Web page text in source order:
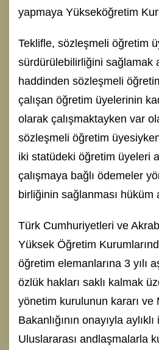
yapmaya Yükseköğretim
Teklifle, sözleşmeli öğretim
sürdürülebilirliğini sağlamak
haddinden sözleşmeli
çalışan öğretim üyelerinin
olarak çalışmaktayken var
sözleşmeli öğretim
iki statüdeki öğretim üyeleri
çalışmaya bağlı ödemeler
birliğinin sağlanması hüküm
Türk Cumhuriyetleri ve
Yüksek Öğretim
öğretim elemanlarına 3 yılı
özlük hakları saklı kalmak
yönetim kurulunun kararı ve
Bakanlığının onayıyla
Uluslararası andlaşmalarla